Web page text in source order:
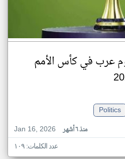
7 نجوم عرب في كأس الأمم
Politics
Jan 16, 2026
منذ ٦ أشهر
عدد الكلمات: ١٠٩